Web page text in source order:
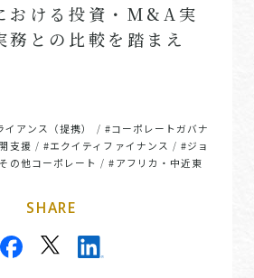
おける投資・M&A実
務との比較を踏まえ
イアンス（提携） / #コーポレートガバナ
支援 / #エクイティファイナンス /#ジョ
の他コーポレート /#アフリカ・中近東
SHARE